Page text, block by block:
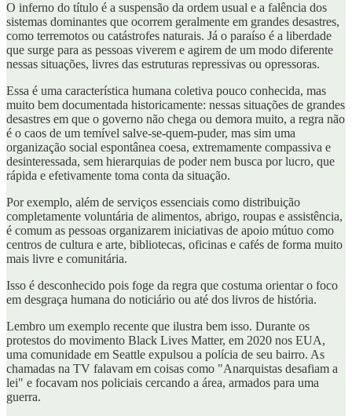
O inferno do título é a suspensão da ordem usual e a falência dos
sistemas dominantes que ocorrem geralmente em grandes desastres,
como terremotos ou catástrofes naturais. Já o paraíso é a liberdade
que surge para as pessoas viverem e agirem de um modo diferente
nessas situações, livres das estruturas repressivas ou opressoras.
Essa é uma característica humana coletiva pouco conhecida, mas
muito bem documentada historicamente: nessas situações de grandes
desastres em que o governo não chega ou demora muito, a regra não
é o caos de um temível salve-se-quem-puder, mas sim uma
organização social espontânea coesa, extremamente compassiva e
desinteressada, sem hierarquias de poder nem busca por lucro, que
rápida e efetivamente toma conta da situação.
Por exemplo, além de serviços essenciais como distribuição
completamente voluntária de alimentos, abrigo, roupas e assistência,
é comum as pessoas organizarem iniciativas de apoio mútuo como
centros de cultura e arte, bibliotecas, oficinas e cafés de forma muito
mais livre e comunitária.
Isso é desconhecido pois foge da regra que costuma orientar o foco
em desgraça humana do noticiário ou até dos livros de história.
Lembro um exemplo recente que ilustra bem isso. Durante os
protestos do movimento Black Lives Matter, em 2020 nos EUA,
uma comunidade em Seattle expulsou a polícia de seu bairro. As
chamadas na TV falavam em coisas como "Anarquistas desafiam a
lei" e focavam nos policiais cercando a área, armados para uma
guerra.